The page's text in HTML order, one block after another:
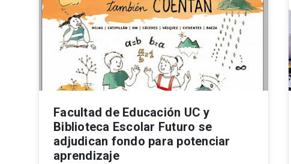
Facultad de Educación UC y
Biblioteca Escolar Futuro se
adjudican fondo para potenciar
aprendizaje